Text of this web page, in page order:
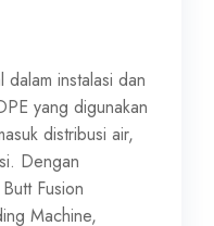
instalasi dan
yang digunakan
distribusi air,
Dengan
Fusion
Machine,